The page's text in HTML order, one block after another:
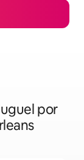
por